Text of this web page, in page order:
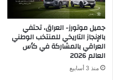
جميل موتورز- العراق، تحتفي
بالإنجاز التاريخي للمنتخب الوطني
العراقي بالمشاركة في كأس
العالم 2026
منذ 3 أسابيع